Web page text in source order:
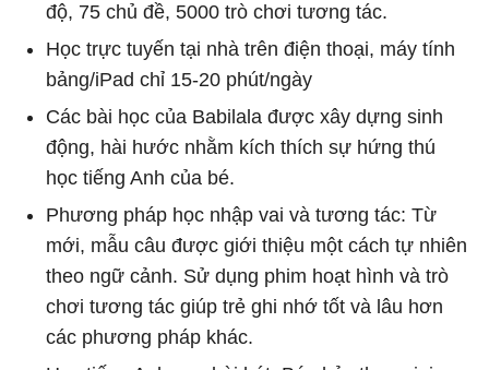
độ, 75 chủ đề, 5000 trò chơi tương tác.
Học trực tuyến tại nhà trên điện thoại, máy tính
bảng/iPad chỉ 15-20 phút/ngày
Các bài học của Babilala được xây dựng sinh
động, hài hước nhằm kích thích sự hứng thú
học tiếng Anh của bé.
Phương pháp học nhập vai và tương tác: Từ
mới, mẫu câu được giới thiệu một cách tự nhiên
theo ngữ cảnh. Sử dụng phim hoạt hình và trò
chơi tương tác giúp trẻ ghi nhớ tốt và lâu hơn
các phương pháp khác.